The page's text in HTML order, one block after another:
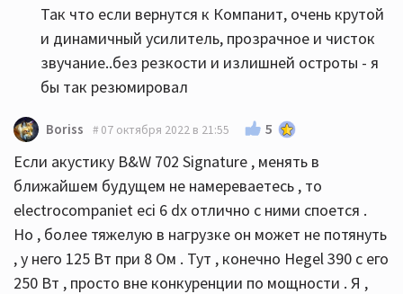
Так что если вернутся к Компанит, очень крутой
и динамичный усилитель, прозрачное и чисток
звучание..без резкости и излишней остроты - я
бы так резюмировал
Boriss 07 октября 2022 в 21:55 5
Если акустику B&W 702 Signature , менять в
ближайшем будущем не намереваетесь , то
electrocompaniet eci 6 dx отлично с ними споется .
Но , более тяжелую в нагрузке он может не потянуть
, у него 125 Вт при 8 Ом . Тут , конечно Hegel 390 с его
250 Вт , просто вне конкуренции по мощности . Я ,